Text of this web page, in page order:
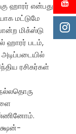
ஹாரர் என்பது
மட்டுமே
மிக்ஸ்டு
ஹாரர் படம்,
ரசிகர்கள்
நல்லதொரு